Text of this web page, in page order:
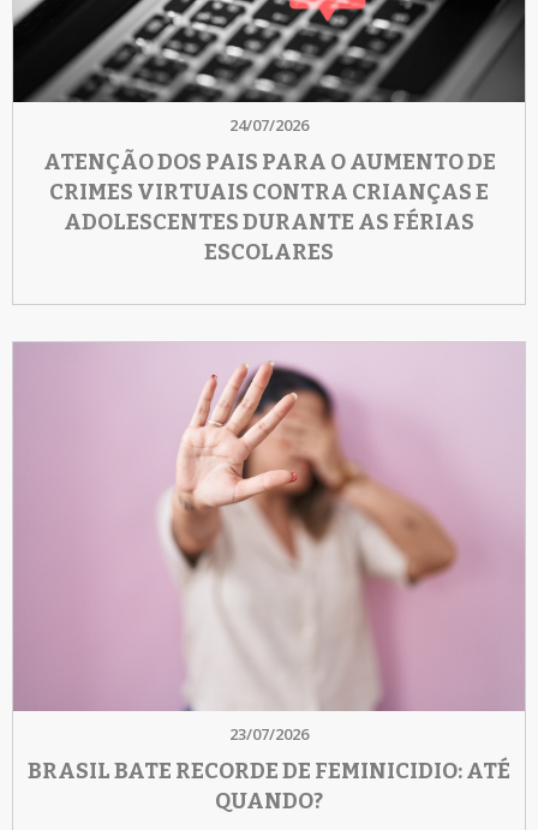
24/07/2026
ATENÇÃO DOS PAIS PARA O AUMENTO DE
CRIMES VIRTUAIS CONTRA CRIANÇAS E
ADOLESCENTES DURANTE AS FÉRIAS
ESCOLARES
23/07/2026
BRASIL BATE RECORDE DE FEMINICIDIO: ATÉ
QUANDO?